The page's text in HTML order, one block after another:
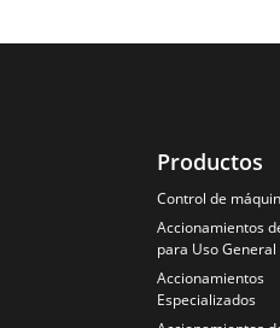
Productos
Control de
Accionamientos
para Uso General
Accionamientos
Especializados